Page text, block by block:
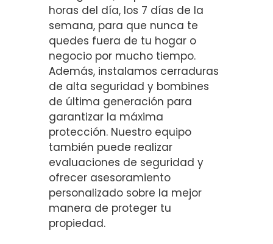
horas del día, los 7 días de la
semana, para que nunca te
quedes fuera de tu hogar o
negocio por mucho tiempo.
Además, instalamos cerraduras
de alta seguridad y bombines
de última generación para
garantizar la máxima
protección. Nuestro equipo
también puede realizar
evaluaciones de seguridad y
ofrecer asesoramiento
personalizado sobre la mejor
manera de proteger tu
propiedad.